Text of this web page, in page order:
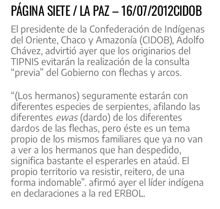
PÁGINA SIETE / LA PAZ – 16/07/2012CIDOB
El presidente de la Confederación de Indígenas
del Oriente, Chaco y Amazonía (CIDOB), Adolfo
Chávez, advirtió ayer que los originarios del
TIPNIS evitarán la realización de la consulta
“previa” del Gobierno con flechas y arcos.
“(Los hermanos) seguramente estarán con
diferentes especies de serpientes, afilando las
diferentes ewas(dardo) de los diferentes
dardos de las flechas, pero éste es un tema
propio de los mismos familiares que ya no van
a ver a los hermanos que han despedido,
significa bastante el esperarles en ataúd. El
propio territorio va resistir, reitero, de una
forma indomable”. afirmó ayer el líder indígena
en declaraciones a la red ERBOL.